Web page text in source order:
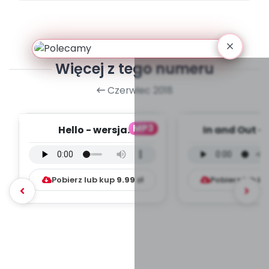
Więcej z tego numeru
Czerwiec 2018
MP3
Hello - wersja
mp3)
Pobierz lub kup 9.99 zł
In and Out -
mp3)
Pobierz lub